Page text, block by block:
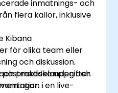
inmatnings- och
flera källor, inklusive
Kibana
för olika team eller
och
och diskussion.
praktiska uppgifter.
i en live-